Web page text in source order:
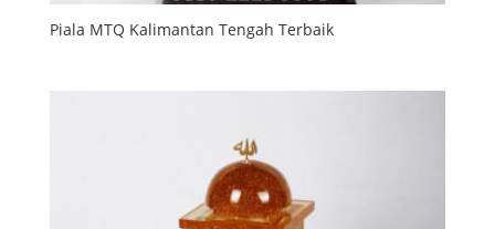
Piala MTQ Kalimantan Tengah Terbaik